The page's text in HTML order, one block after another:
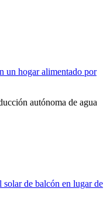
un hogar alimentado por
autónoma de agua
de balcón en lugar de